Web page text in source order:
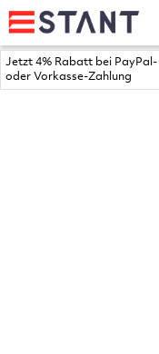
Jetzt 4% Rabatt bei PayPal-
oder Vorkasse-Zahlung